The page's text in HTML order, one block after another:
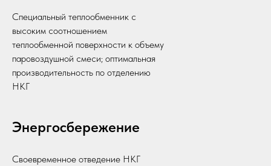
Специальный теплообменник с
высоким соотношением
теплообменной поверхности к объему
паровоздушной смеси; оптимальная
производительность по отделению
НКГ
Энергосбережение
Своевременное отведение НКГ